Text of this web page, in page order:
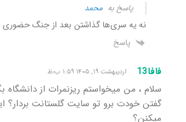
پاسخ به محمد
نه یه سری‌ها گذاشتن بعد از جنگ حضوری
پاسخ
فافا13 اردیبهشت ۱۹, ۱۴۰۵ ۱:۵۹ ب٫ظ
سلام ، من میخواستم ریزنمرات از دانشگاه
گفتن خودت برو تو سایت گلستانت بردار؟
میکنن؟